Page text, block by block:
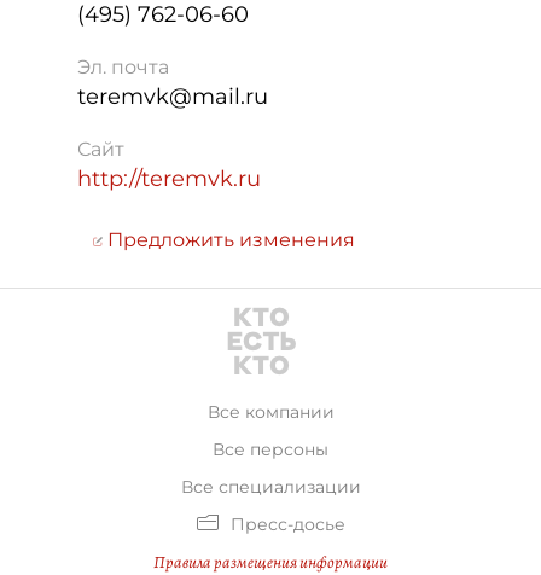
(495) 762-06-60
Эл. почта
teremvk@mail.ru
Сайт
http://teremvk.ru
Предложить изменения
Все компании
Все персоны
Все специализации
Пресс-досье
Правила размещения информации